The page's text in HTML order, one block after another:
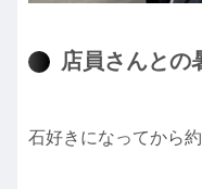
店員さんとの
石好きになってから